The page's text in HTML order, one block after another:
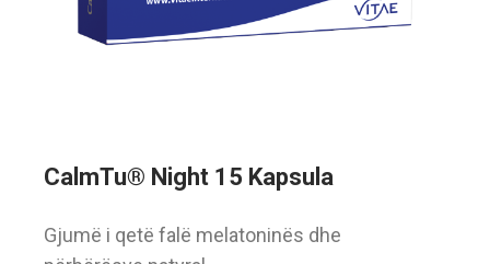
CalmTu® Night 15 Kapsula
Gjumë i qetë falë melatoninës dhe